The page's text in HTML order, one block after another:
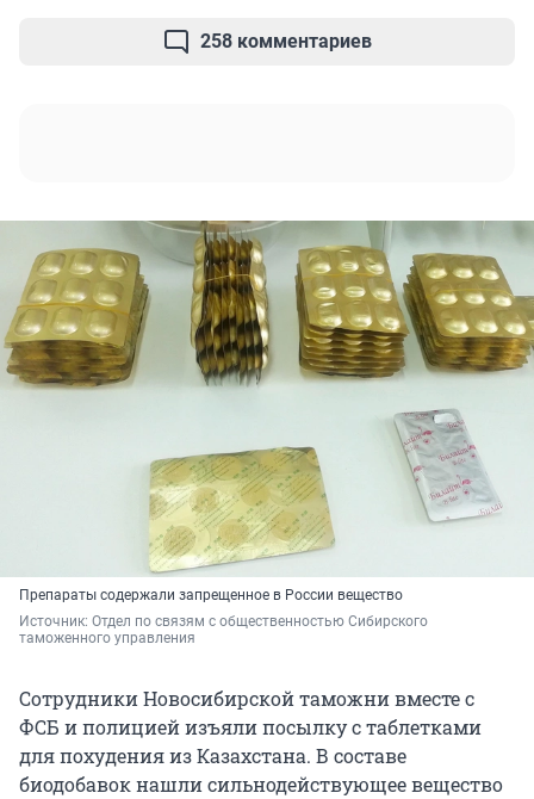
258 комментариев
Препараты содержали запрещенное в России вещество
Источник: Отдел по связям с общественностью Сибирского
таможенного управления
Сотрудники Новосибирской таможни вместе с
ФСБ и полицией изъяли посылку с таблетками
для похудения из Казахстана. В составе
биодобавок нашли сильнодействующее вещество